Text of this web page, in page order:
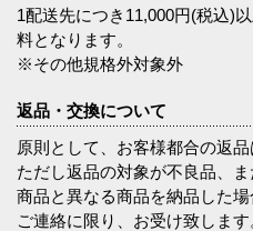
1配送先につき11,000円(税込)
料となります。
※その他規格外対象外
返品・交換について
原則として、お客様都合の返品
ただし返品の対象が不良品、
商品と異なる商品を納品した
ご連絡に限り、お受け致しま